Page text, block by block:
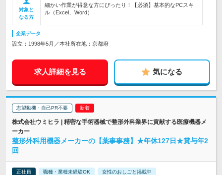
対象と
なる方
細かい作業が得意な方にぴったり！【必須】基本的なPCスキ
ル（Excel、Word）
企業データ
設立：1998年5月／本社所在地：京都府
求人詳細を見る 気になる
志望動機・自己PR不要
株式会社ウミヒラ | 精密な手術器械で整形外科業界に貢献する医療機器メ
ーカー
整形外科用機器メーカーの【薬事事務】★年休127日★賞与年2
回
正社員 職種・業種未経験OK 女性のおしごと掲載中